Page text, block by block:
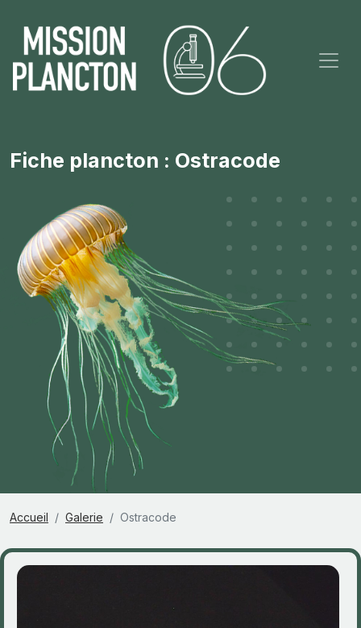
Fiche plancton : Ostracode
Accueil Galerie Ostracode